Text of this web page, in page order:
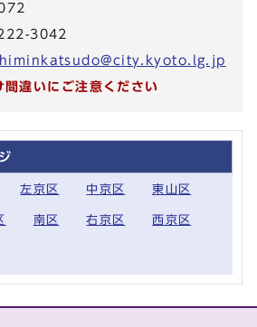
3042
違いにご注意ください
左京区 中京区 東山区
南区 右京区 西京区